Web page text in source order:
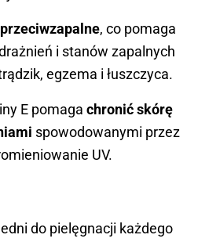
, co pomaga
i stanów zapalnych
egzema i łuszczyca.
E pomaga chronić skórę
spowodowanymi przez
UV.
do pielęgnacji każdego